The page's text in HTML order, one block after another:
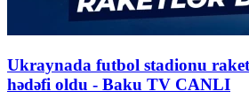
Ukraynada futbol stadionu
hədəfi oldu - Baku TV CANLI